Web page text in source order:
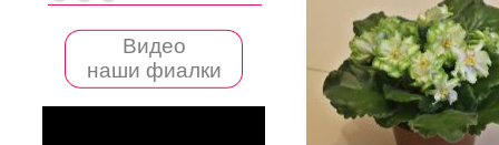
Видео
наши фиалки